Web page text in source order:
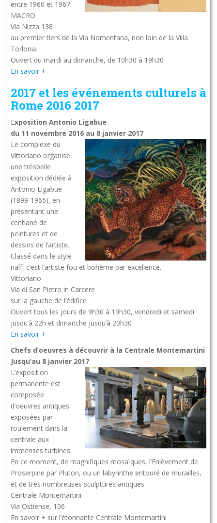
entre 1960 et 1967.
MACRO
Via Nizza 138
au premier tiers de la Via Nomentana, non loin de la Villa
Torlonia
Ouvert du mardi au dimanche, de 10h30 à 19h30
En savoir +
2017 et les événements culturels à
Rome 2016 2017
Exposition Antonio Ligabue
du 11 novembre 2016 au 8 janvier 2017
Le complexe du
Vittoriano organise
une trèsbelle
exposition dédiée à
Antonio Ligabue
(1899-1965), en
présentant une
centiane de
peintures et de
dessins de l’artiste.
Classé dans le style
naîf, c’est l’artiste fou et bohème par excellence.
Vittoriano
Via di San Pietro in Carcere
sur la gauche de l’édifice
Ouvert tous les jours de 9h30 à 19h30, vendredi et samedi
jusqu’à 22h et dimanche jusqu’à 20h30
En savoir +
Chefs d’oeuvres à découvrir à la Centrale Montemartini
Jusqu’au 8 janvier 2017
L’exposition
permanente est
composée
d’oeuvres antiques
exposées par
roulement dans la
centrale aux
immenses turbines.
En ce moment, de magnifiques mosaïques, l’Enlèvement de
Proserpine par Pluton, ou un labyrinthe entouré de murailles,
et de très nombreuses sculptures antiques.
Centrale Montemartini
Via Ostiense, 106
En savoir + sur l’étonnante Centrale Montemartini